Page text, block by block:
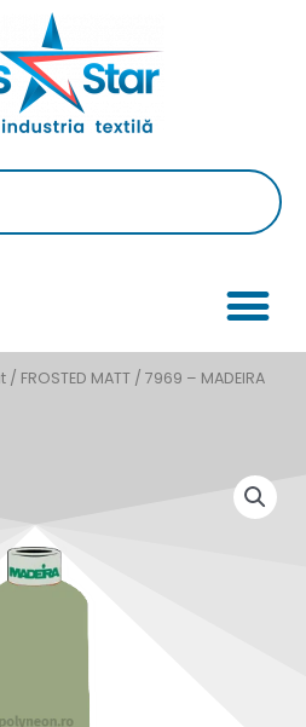
/ FROSTED MATT / 7969 – MADEIRA